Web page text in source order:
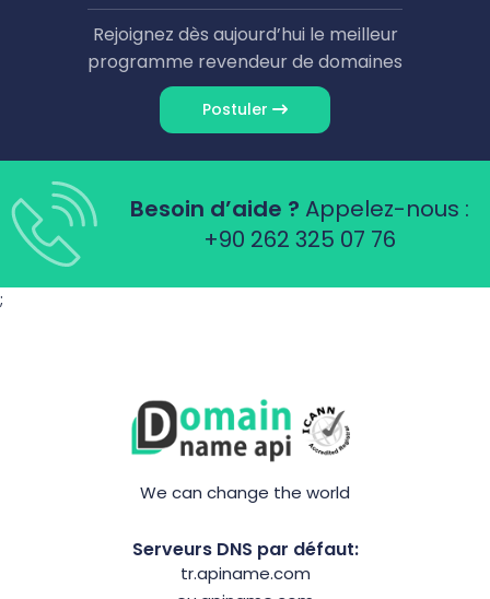
Rejoignez dès aujourd’hui le meilleur
programme revendeur de domaines
Postuler
Besoin d’aide ? Appelez-nous :
+90 262 325 07 76
;
We can change the world
Serveurs DNS par défaut:
tr.apiname.com